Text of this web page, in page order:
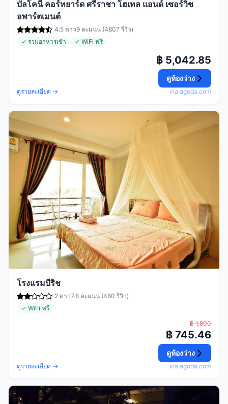
บัลโคนี คอร์ทยาร์ด ศรีราชา โฮเทล แอนด์ เซอร์วิซ
อพาร์ตเมนต์
4.5 ดาว9 คะแนน (4807 รีวิว)
✓ รวมอาหารเช้า
✓ WiFi ฟรี
ดูรายละเอียด →
฿ 5,042.85
ดูห้องว่าง
via agoda.com
โรงแรมบีริช
2 ดาว7.8 คะแนน (460 รีวิว)
✓ WiFi ฟรี
ดูรายละเอียด →
฿ 1,800
฿ 745.46
ดูห้องว่าง
via agoda.com